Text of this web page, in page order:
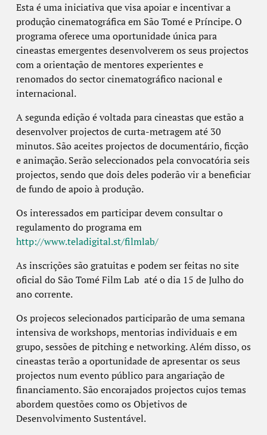
Esta é uma iniciativa que visa apoiar e incentivar a
produção cinematográfica em São Tomé e Príncipe. O
programa oferece uma oportunidade única para
cineastas emergentes desenvolverem os seus projectos
com a orientação de mentores experientes e
renomados do sector cinematográfico nacional e
internacional.
A segunda edição é voltada para cineastas que estão a
desenvolver projectos de curta-metragem até 30
minutos. São aceites projectos de documentário, ficção
e animação. Serão seleccionados pela convocatória seis
projectos, sendo que dois deles poderão vir a beneficiar
de fundo de apoio à produção.
Os interessados em participar devem consultar o
regulamento do programa em
http://www.teladigital.st/filmlab/
As inscrições são gratuitas e podem ser feitas no site
oficial do São Tomé Film Lab até o dia 15 de Julho do
ano corrente.
Os projecos selecionados participarão de uma semana
intensiva de workshops, mentorias individuais e em
grupo, sessões de pitching e networking. Além disso, os
cineastas terão a oportunidade de apresentar os seus
projectos num evento público para angariação de
financiamento. São encorajados projectos cujos temas
abordem questões como os Objetivos de
Desenvolvimento Sustentável.